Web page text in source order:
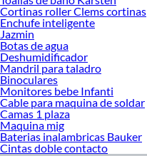
Cortinas roller Clems cortinas
Enchufe inteligente
Jazmin
Botas de agua
Deshumidificador
Mandril para taladro
Binoculares
Monitores bebe Infanti
Cable para maquina de soldar
Camas 1 plaza
Maquina mig
Baterias inalambricas Bauker
Cintas doble contacto